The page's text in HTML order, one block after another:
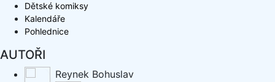
Dětské komiksy
Kalendáře
Pohlednice
AUTOŘI
Reynek Bohuslav